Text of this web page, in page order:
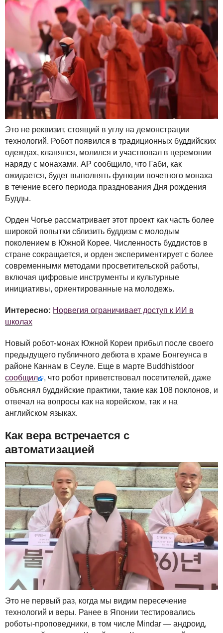
Это не реквизит, стоящий в углу на демонстрации
технологий. Робот появился в традиционных буддийских
одеждах, кланялся, молился и участвовал в церемонии
наряду с монахами. AP сообщило, что Габи, как
ожидается, будет выполнять функции почетного монаха
в течение всего периода празднования Дня рождения
Будды.
Орден Чогье рассматривает этот проект как часть более
широкой попытки сблизить буддизм с молодым
поколением в Южной Корее. Численность буддистов в
стране сокращается, и орден экспериментирует с более
современными методами просветительской работы,
включая цифровые инструменты и культурные
инициативы, ориентированные на молодежь.
Интересно: Норвегия ограничивает доступ к ИИ в
школах
Новый робот-монах Южной Кореи прибыл после своего
предыдущего публичного дебюта в храме Бонгеунса в
районе Каннам в Сеуле. Еще в марте Buddhistdoor
сообщил
, что робот приветствовал посетителей, даже
объяснял буддийские практики, такие как 108 поклонов, и
отвечал на вопросы как на корейском, так и на
английском языках.
Как вера встречается с
автоматизацией
Это не первый раз, когда мы видим пересечение
технологий и веры. Ранее в Японии тестировались
роботы-проповедники, в том числе Mindar — андроид,